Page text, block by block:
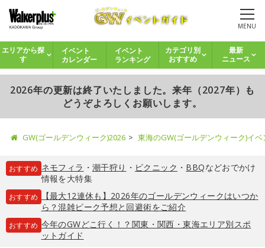
MENU
エリアから探
す
イベント
カレンダー
イベント
ランキング
カテゴリ別
おすすめ
最新
ニュース
2026年の更新は終了いたしました。来年（2027年）も
どうぞよろしくお願いします。
GW(ゴールデンウィーク)2026 東海のGW(ゴールデンウィーク)イ
おすすめ ネモフィラ ・ 潮干狩り ・ ピクニック ・ BBQなどおでかけ
情報を大特集
おすすめ
【最大12連休も】2026年のゴールデンウィークはいつか
ら？混雑ピーク予想と回避術をご紹介
おすすめ 今年のGWどこ行く！？関東・関西・東海エリア別スポ
ットガイド